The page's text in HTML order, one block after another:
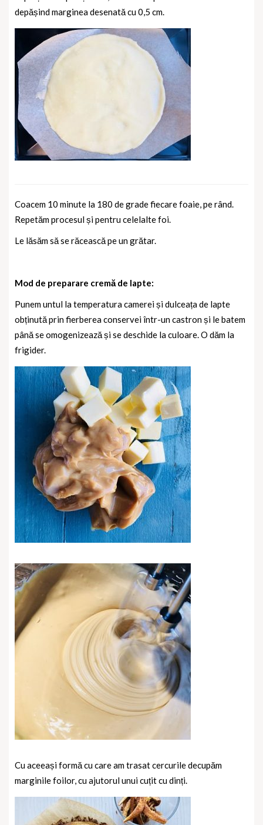
depășind marginea desenată cu 0,5 cm.
Coacem 10 minute la 180 de grade fiecare foaie, pe rând.
Repetăm procesul și pentru celelalte foi.
Le lăsăm să se răcească pe un grătar.
Mod de preparare cremă de lapte:
Punem untul la temperatura camerei și dulceața de lapte
obținută prin fierberea conservei într-un castron și le batem
până se omogenizează și se deschide la culoare. O dăm la
frigider.
Cu aceeași formă cu care am trasat cercurile decupăm
marginile foilor, cu ajutorul unui cuțit cu dinți.